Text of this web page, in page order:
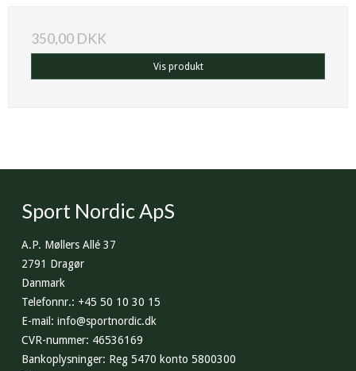
350,00 DKK
Vis produkt
Sport Nordic ApS
A.P. Møllers Allé 37
2791 Dragør
Danmark
Telefonnr.: +45 50 10 30 15
E-mail : info@sportnordic.dk
CVR-nummer: 46536169
Bankoplysninger: Reg 5470 konto 5800300